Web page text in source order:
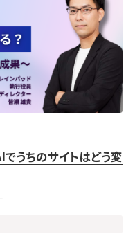
うちのサイトはどう変